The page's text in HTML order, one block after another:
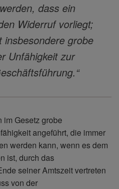
dass ein
Widerruf vorliegt;
grobe
Unfähigkeit zur
Gesetz grobe
angeführt, die immer
werden kann, wenn es dem
ist, durch das
seiner Amtszeit vertreten
von der